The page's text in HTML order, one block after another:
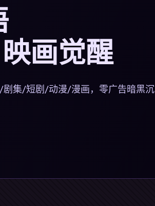
映画觉醒
剧集/短剧/动漫/漫画，零广告暗黑沉